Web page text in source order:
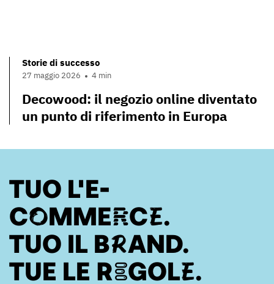
Storie di successo
27 maggio 2026 4 min
Decowood: il negozio online diventato
un punto di riferimento in Europa
TUO L'E-
COMMERCE.
TUO IL BRAND.
TUE LE REGOLE.